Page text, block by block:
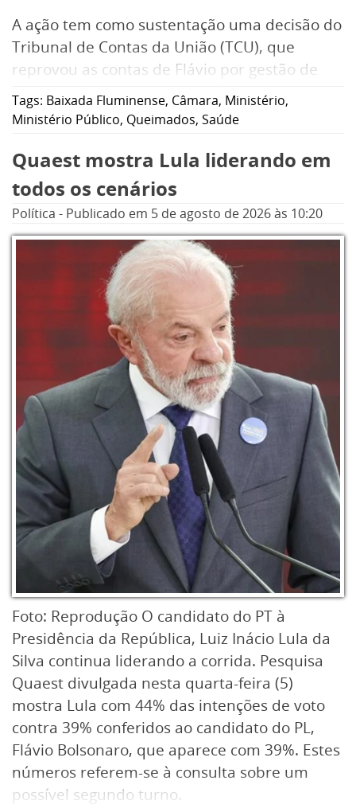
A ação tem como sustentação uma decisão do
Tribunal de Contas da União (TCU), que
reprovou as contas de Flávio por gestão de
recursos da Saúde no município de
Queimados, na Baixada Fluminense,
hoje deputado ele exercia o cargo de
secretário.
Tags: Baixada Fluminense, Câmara, Ministério,
Ministério Público, Queimados, Saúde
Quaest mostra Lula liderando em
todos os cenários
Política - Publicado em 5 de agosto de 2026às 10:20
Foto: Reprodução O candidato do PT à
Presidência da República, Luiz Inácio Lula da
Silva continua liderando a corrida. Pesquisa
Quaest divulgada nesta quarta-feira (5)
mostra Lula com 44% das intenções de voto
contra 39% conferidos ao candidato do PL,
Flávio Bolsonaro, que aparece com 39%. Estes
números referem-se à consulta sobre um
possível segundo turno.